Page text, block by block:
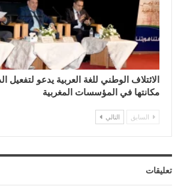
الائتلاف الوطني للغة العربية يدعو لتفعيل
مكانتها في المؤسسات المغربية
السابق التالي
تعليقات